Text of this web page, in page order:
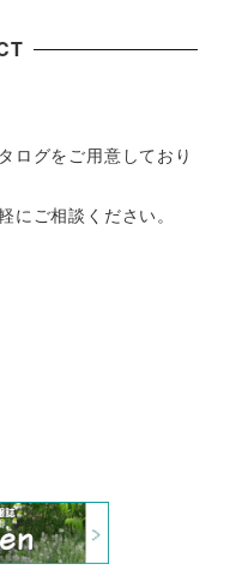
ログをご用意しており
にご相談ください。